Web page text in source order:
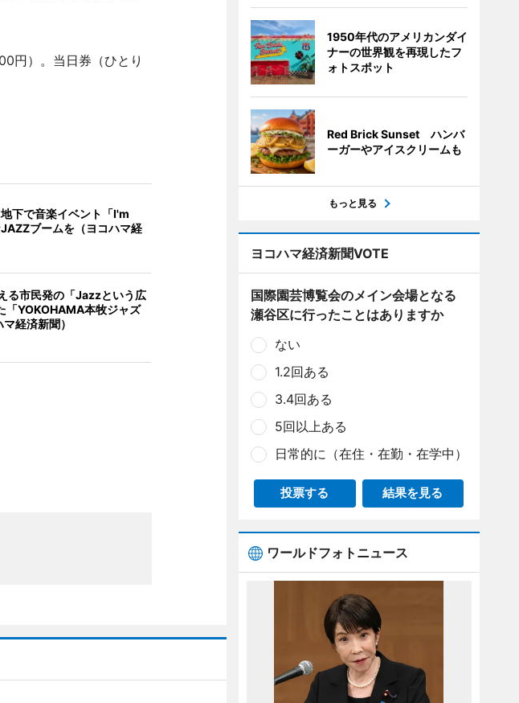
円）。当日券（ひとり
下で音楽イベント「I'm
ブームを（ヨコハマ経
る市民発の「Jazzという広
「YOKOHAMA本牧ジャズ
経済新聞）
1950年代のアメリカンダイ
ナーの世界観を再現したフ
ォトスポット
Red Brick Sunset ハンバ
ーガーやアイスクリームも
もっと見る
ヨコハマ経済新聞VOTE
国際園芸博覧会のメイン会場となる
瀬谷区に行ったことはありますか
ない
1.2回ある
3.4回ある
5回以上ある
日常的に（在住・在勤・在学中）
投票する 結果を見る
ワールドフォトニュース